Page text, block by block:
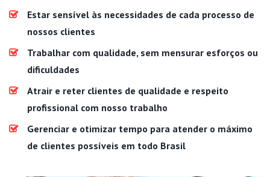
Estar sensível às necessidades de cada processo de
nossos clientes
Trabalhar com qualidade, sem mensurar esforços ou
dificuldades
Atrair e reter clientes de qualidade e respeito
profissional com nosso trabalho
Gerenciar e otimizar tempo para atender o máximo
de clientes possíveis em todo Brasil